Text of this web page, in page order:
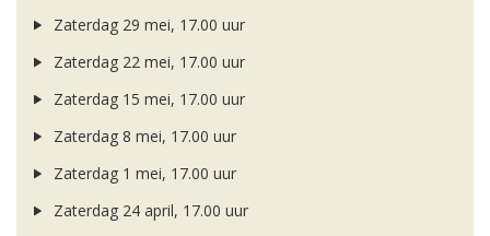
Zaterdag 29 mei, 17.00 uur
Zaterdag 22 mei, 17.00 uur
Zaterdag 15 mei, 17.00 uur
Zaterdag 8 mei, 17.00 uur
Zaterdag 1 mei, 17.00 uur
Zaterdag 24 april, 17.00 uur